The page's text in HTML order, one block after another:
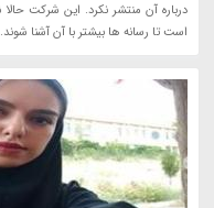
است تا رسانه ها بیشتر با آن آشنا شوند.